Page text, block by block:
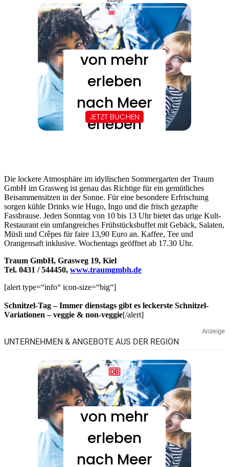
Die lockere Atmosphäre im idyllischen Sommergarten der Traum
GmbH im Grasweg ist genau das Richtige für ein gemütliches
Beisammensitzen in der Sonne. Für eine besondere Erfrischung
sorgen kühle Drinks wie Hugo, Ingo und die frisch gezapfte
Fassbrause. Jeden Sonntag von 10 bis 13 Uhr bietet das urige Kult-
Restaurant ein umfangreiches Frühstücksbuffet mit Gebäck, Salaten,
Müsli und Crêpes für faire 13,90 Euro an. Kaffee, Tee und
Orangensaft inklusive. Wochentags geöffnet ab 17.30 Uhr.
Traum GmbH, Grasweg 19, Kiel
Tel. 0431 / 544450, www.traumgmbh.de
[alert type=“info“ icon-size=“big“]
Schnitzel-Tag – Immer dienstags gibt es leckerste Schnitzel-
Variationen – veggie & non-veggie[/alert]